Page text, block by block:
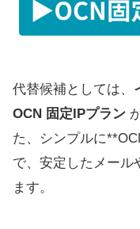
代替候補としては、
OCN 固定IPプラン
た、シンプルに
で、安定したメール
ます。